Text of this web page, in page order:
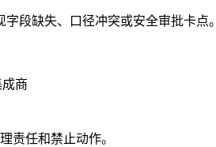
段缺失、口径冲突或安全审批卡点。
商
责任和禁止动作。